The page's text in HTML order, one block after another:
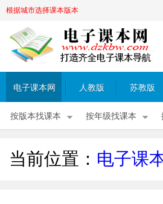
根据城市选择课本版本
电子课本网 人教版 苏教版
按版本找课本 按年级找课本
当前位置： 电子课